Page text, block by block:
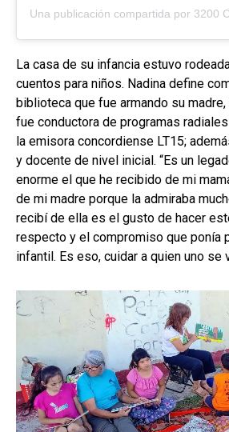
La casa de su infancia estuvo
cuentos para niños. Nadina define
biblioteca que fue armando su madre,
fue conductora de programas
la emisora concordiense LT15;
y docente de nivel inicial. “Es un
enorme el que he recibido de mi
de mi madre porque la admiraba
recibí de ella es el gusto de hacer
respecto y el compromiso que ponía
infantil. Es eso, cuidar a quien uno se